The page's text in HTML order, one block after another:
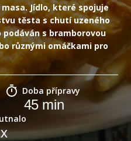
Jídlo, které spojuje
těsta s chutí uzeného
s bramborovou
různými omáčkami pro
Doba přípravy
45min
x